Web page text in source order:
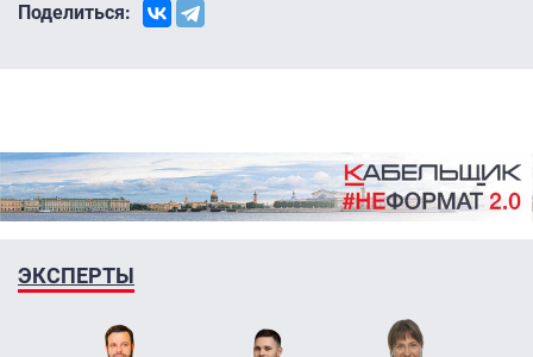
Поделиться:
ЭКСПЕРТЫ